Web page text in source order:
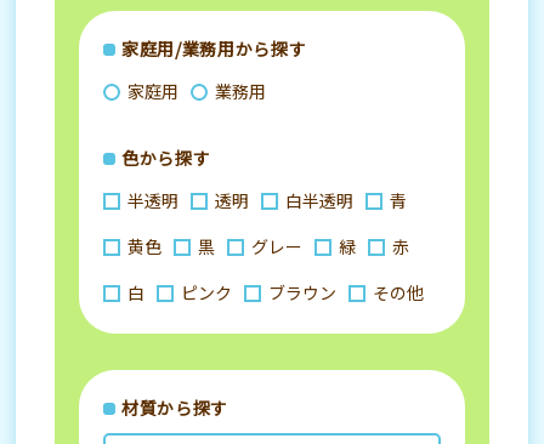
家庭用/業務用から探す
家庭用
業務用
色から探す
半透明
透明 白半透明
青
黄色
黒 グレー 緑
赤
白
ピンク ブラウン その他
材質から探す